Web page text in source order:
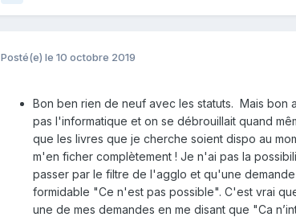
Posté(e) le 10 octobre 2019
Bon ben rien de neuf avec les statuts. Mais
pas l'informatique et on se débrouillait quand
que les livres que je cherche soient dispo au
m'en ficher complètement ! Je n'ai pas la
passer par le filtre de l'agglo et qu'une
formidable "Ce n'est pas possible". C'est vrai
une de mes demandes en me disant que "Ca